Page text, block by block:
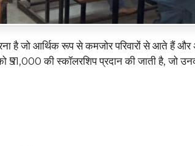
है जो आर्थिक रूप से कमजोर परिवारों से आते हैं और
की स्कॉलरशिप प्रदान की जाती है, जो